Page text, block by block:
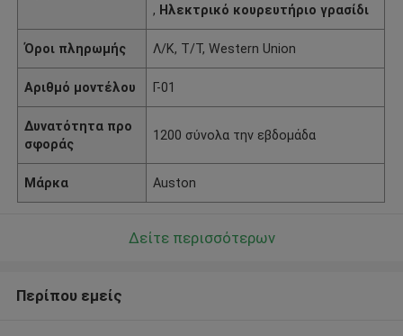
, Ηλεκτρικό κουρευτήριο γρασίδι
Όροι πληρωμής Λ/Κ, Τ/Τ, Western Union
Αριθμό μοντέλου Γ-01
Δυνατότητα προ
σφοράς
1200 σύνολα την εβδομάδα
Μάρκα Auston
Δείτε περισσότερων
Περίπου εμείς